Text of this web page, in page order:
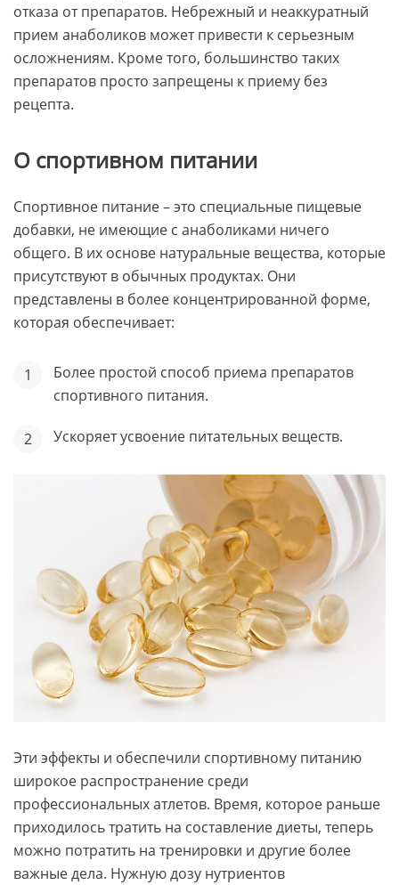
отказа от препаратов. Небрежный и неаккуратный
прием анаболиков может привести к серьезным
осложнениям. Кроме того, большинство таких
препаратов просто запрещены к приему без
рецепта.
О спортивном питании
Спортивное питание – это специальные пищевые
добавки, не имеющие с анаболиками ничего
общего. В их основе натуральные вещества, которые
присутствуют в обычных продуктах. Они
представлены в более концентрированной форме,
которая обеспечивает:
Более простой способ приема препаратов
спортивного питания.
Ускоряет усвоение питательных веществ.
Эти эффекты и обеспечили спортивному питанию
широкое распространение среди
профессиональных атлетов. Время, которое раньше
приходилось тратить на составление диеты, теперь
можно потратить на тренировки и другие более
важные дела. Нужную дозу нутриентов